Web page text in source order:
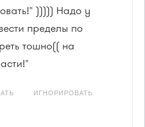
))))) Надо у
пределы по
тошно(( на
ИГНОРИРОВАТЬ